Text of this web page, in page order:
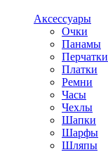
Аксессуары
Очки
Панамы
Перчатки
Платки
Ремни
Часы
Чехлы
Шапки
Шарфы
Шляпы